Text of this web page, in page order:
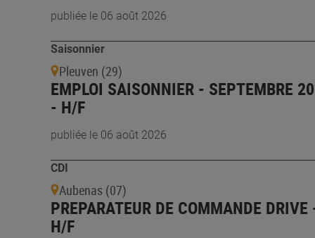
publiée le 06 août 2026
Saisonnier
Pleuven (29)
EMPLOI SAISONNIER - SEPTEMBRE
- H/F
publiée le 06 août 2026
CDI
Aubenas (07)
PREPARATEUR DE COMMANDE DRIVE
H/F